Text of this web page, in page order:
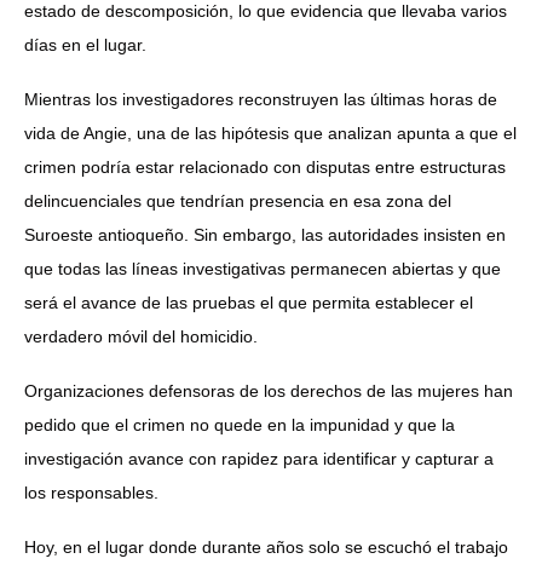
estado de descomposición, lo que evidencia que llevaba varios
días en el lugar.
Mientras los investigadores reconstruyen las últimas horas de
vida de Angie, una de las hipótesis que analizan apunta a que el
crimen podría estar relacionado con disputas entre estructuras
delincuenciales que tendrían presencia en esa zona del
Suroeste antioqueño. Sin embargo, las autoridades insisten en
que todas las líneas investigativas permanecen abiertas y que
será el avance de las pruebas el que permita establecer el
verdadero móvil del homicidio.
Organizaciones defensoras de los derechos de las mujeres han
pedido que el crimen no quede en la impunidad y que la
investigación avance con rapidez para identificar y capturar a
los responsables.
Hoy, en el lugar donde durante años solo se escuchó el trabajo